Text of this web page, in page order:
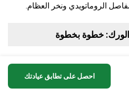
احصل على تطابق عيادتك
الروماتويدي ونخر العظام.
خطوة بخطوة
استبدال مفصل الورك ، فيجب